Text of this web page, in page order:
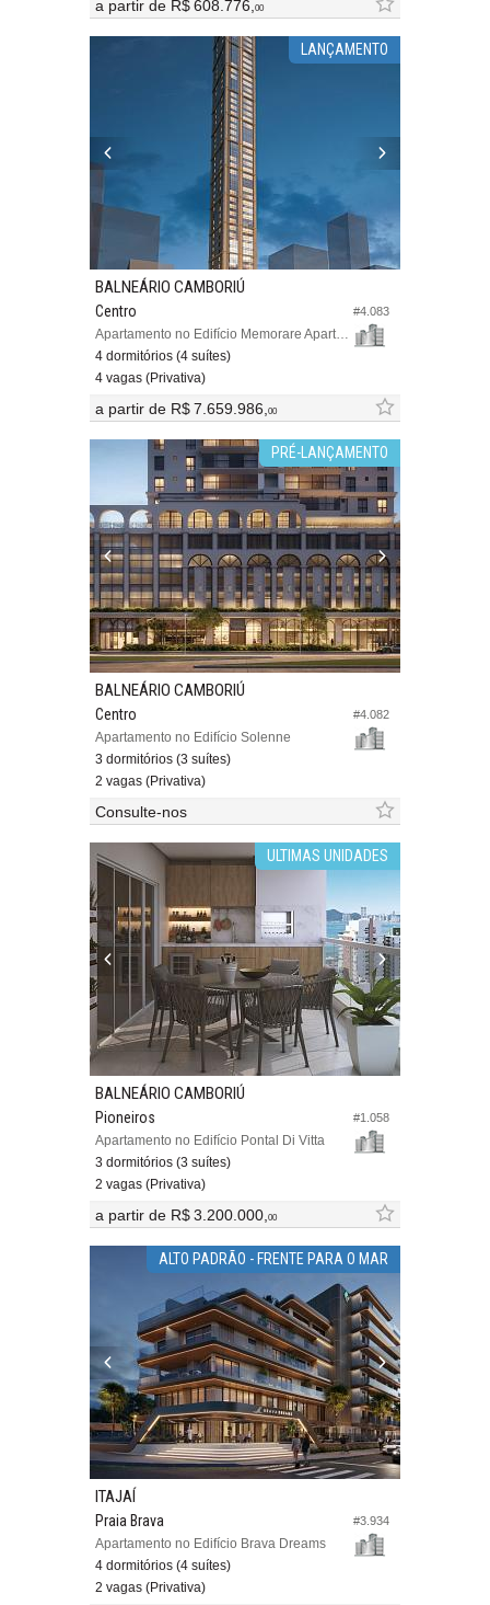
a partir de R$ 608.776,00
LANÇAMENTO
#4.083
BALNEÁRIO CAMBORIÚ
Centro
Apartamento no Edifício Memorare Apartments
4 dormitórios (4 suítes)
4 vagas (Privativa)
a partir de R$ 7.659.986,00
PRÉ-LANÇAMENTO
#4.082
BALNEÁRIO CAMBORIÚ
Centro
Apartamento no Edifício Solenne
3 dormitórios (3 suítes)
2 vagas (Privativa)
Consulte-nos
ULTIMAS UNIDADES
#1.058
BALNEÁRIO CAMBORIÚ
Pioneiros
Apartamento no Edifício Pontal Di Vitta
3 dormitórios (3 suítes)
2 vagas (Privativa)
a partir de R$ 3.200.000,00
ALTO PADRÃO - FRENTE PARA O MAR
#3.934
ITAJAÍ
Praia Brava
Apartamento no Edifício Brava Dreams
4 dormitórios (4 suítes)
2 vagas (Privativa)